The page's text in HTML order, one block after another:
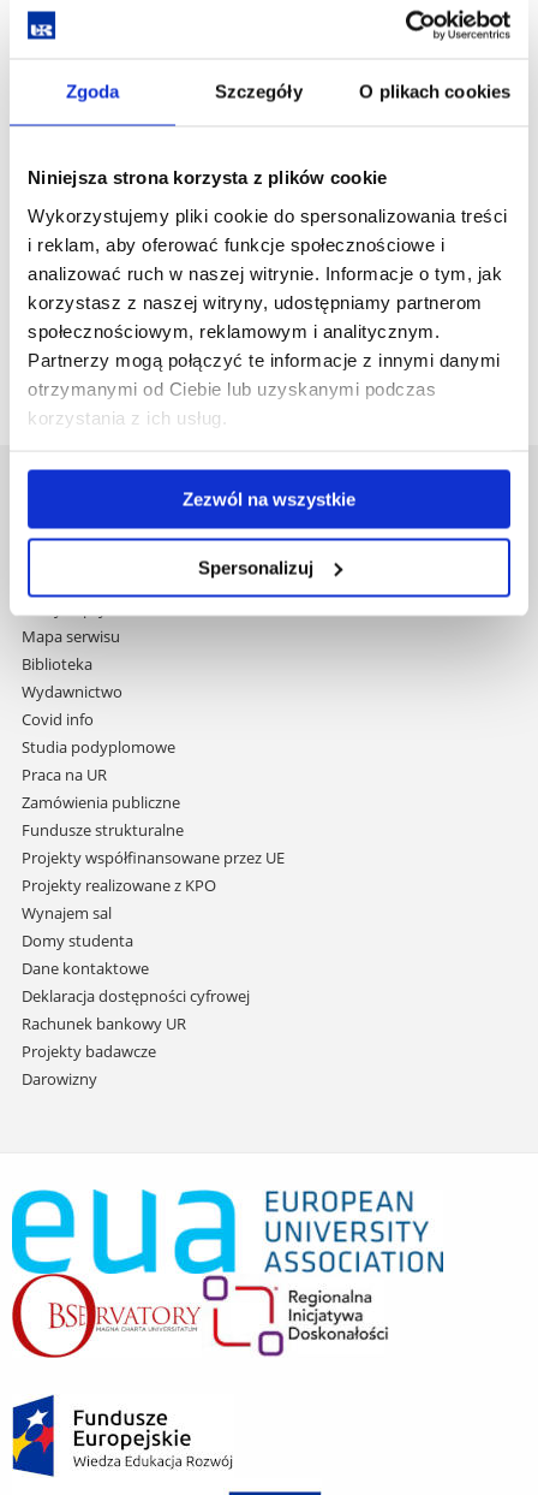
Zgoda Szczegóły O plikach cookies
Niniejsza strona korzysta z plików cookie
Wykorzystujemy pliki cookie do spersonalizowania treści
i reklam, aby oferować funkcje społecznościowe i
analizować ruch w naszej witrynie. Informacje o tym, jak
korzystasz z naszej witryny, udostępniamy partnerom
społecznościowym, reklamowym i analitycznym.
Partnerzy mogą połączyć te informacje z innymi danymi
otrzymanymi od Ciebie lub uzyskanymi podczas
korzystania z ich usług.
Zezwól na wszystkie
Spersonalizuj
punktów przewyższa limit wolnych miejsc na kierunek
Język obcy nowożytny – na poziomie podstawowym lub rozszerzonym z części
cudzoziemców:Egzamin wstępny w celu
sprawdzenia wiedzy w zakresie niezbędnym do
podjęcia studiów
Zasady przeliczania wyników znajdują siętutaj.
Opis kierunku i/lub specjalności znajduje siętutaj.
Uniwersytet Rzeszowski
Al. Tadeusza Rejtana 16C
nawigację
i
przejdź
do
treści
Mapa serwisu
Biblioteka
Wydawnictwo
Covid info
Studia podyplomowe
Praca na UR
Zamówienia publiczne
Fundusze strukturalne
Projekty współfinansowane przez UE
Projekty realizowane z KPO
Wynajem sal
Domy studenta
Dane kontaktowe
Deklaracja dostępności cyfrowej
Rachunek bankowy UR
Projekty badawcze
Darowizny